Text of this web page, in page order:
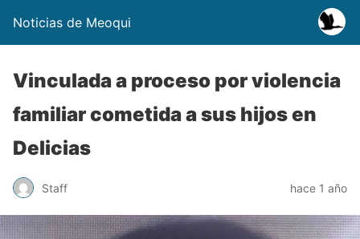
Noticias de Meoqui
Vinculada a proceso por violencia
familiar cometida a sus hijos en
Delicias
Staff hace 1 año